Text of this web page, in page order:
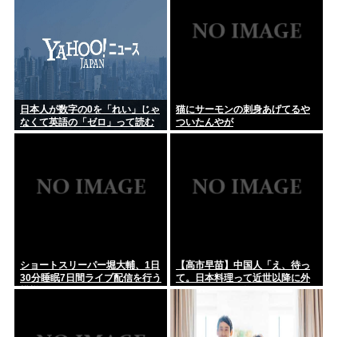
ヒカキン「ヴィヴァント見てる？って質問が来るんだけど…」
ネット...
【緊急】エアコン壊れた
日本人が数字の0を「れい」じゃ
なくて英語の「ゼロ」って読む
ようになったのってなんでな
猫にサーモンの刺身あげてるや
ついたんやが
ショートスリーパー堀大輔、1日
30分睡眠7日間ライブ配信を行う
模様www
【高市早苗】中国人「え、待っ
て。日本料理って近世以降に外
国からパクった物ばっかじゃ
ね？中世以前のジャップは何を
食べてたんだよ」